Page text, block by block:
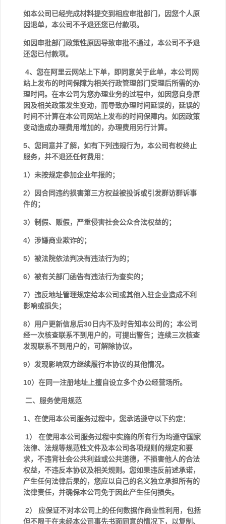
如本公司已经完成材料提交到相应审批部门，因您个人原
因退单，本公司不予退还您已付款项。
如因审批部门政策性原因导致审批不通过，本公司不予退
还您已付款项。
4、您在阿里云网站上下单，即同意关于此单，本公司网
站上发布的时间保障为相关行政管理部门受理后所需的办
理时间。在本公司为您办理业务的过程中，如因您自身原
因及相关政策发生变动，而导致办理时间延误的，延误的
时间不计算在本公司网站上发布的时间保障内。如因政策
变动造成办理费用增加的，办理费用另行计算。
5、您同意并了解，如有下列违规行为，本公司有权终止
服务，并不退还任何费用：
1）未按规定参加企业年报的；
2）因合同违约损害第三方权益被投诉或引发群访群诉事
件的；
3）制假、贩假，严重侵害社会公众合法权益的；
4）涉嫌商业欺诈的；
5）被法院依法判决有违法行为的；
6）被有关部门函告有违法行为查实的；
7）违反地址管理规定给本公司或其他入驻企业造成不利
影响或损失；
8）用户更新信息后30日内不及时告知本公司的；本公司
经一次核查联系不到用户的，可提出警告；连续三次核查
发现联系不到用户的，可解除协议。
9）发现影响双方继续履行本协议的其他情况。
10）在同一注册地址上擅自设立多个办公经营场所。
二、服务使用规范
1、在使用本公司服务过程中，您承诺遵守以下约定：
1） 在使用本公司服务过程中实施的所有行为均遵守国家
法律、法规等规范性文件及本公司各项规则的规定和要
求，不违背社会公共利益或公共道德，不损害他人的合法
权益，不违反本协议及相关规则。您如果违反前述承诺，
产生任何法律后果的，您应以自己的名义独立承担所有的
法律责任，并确保本公司免于因此产生任何损失。
2） 应保证不对本公司上的任何数据作商业性利用，包括
但不限于在未经本公司事先书面同意的情况下，以复制、